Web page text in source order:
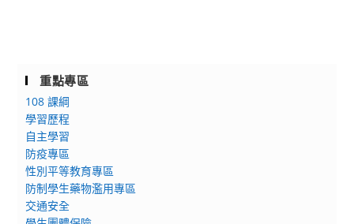
重點專區
108 課綱
學習歷程
自主學習
防疫專區
性別平等教育專區
防制學生藥物濫用專區
交通安全